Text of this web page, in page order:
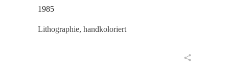
1985
Lithographie, handkoloriert